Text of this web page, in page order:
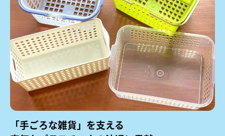
「手ごろな雑貨」を支える